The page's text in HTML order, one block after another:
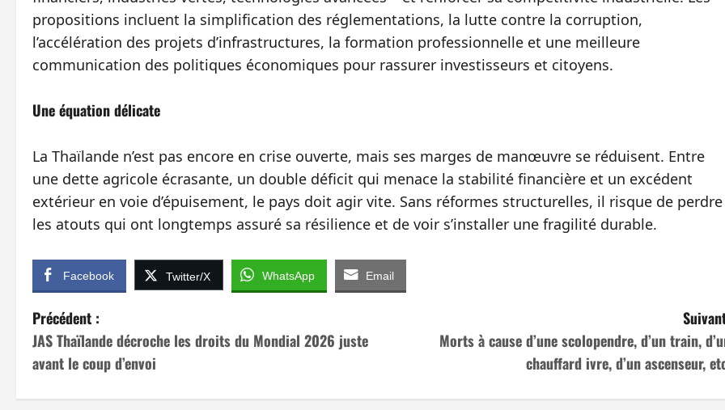
propositions incluent la simplification des réglementations, la lutte contre la corruption,
l’accélération des projets d’infrastructures, la formation professionnelle et une meilleure
communication des politiques économiques pour rassurer investisseurs et citoyens.
Une équation délicate
La Thaïlande n’est pas encore en crise ouverte, mais ses marges de manœuvre se réduisent. Entre
une dette agricole écrasante, un double déficit qui menace la stabilité financière et un excédent
extérieur en voie d’épuisement, le pays doit agir vite. Sans réformes structurelles, il risque de perdre
les atouts qui ont longtemps assuré sa résilience et de voir s’installer une fragilité durable.
Facebook Twitter/X WhatsApp Email
N
a
v
Précédent :
JAS Thaïlande décroche les droits du Mondial 2026 juste
avant le coup d’envoi
Morts à cause d’une scolopendre, d’un train,
chauffard ivre, d’un ascenseur,